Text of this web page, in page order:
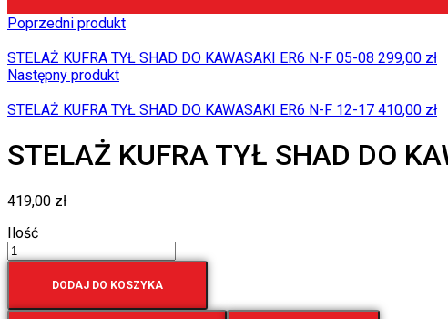
Poprzedni produkt
STELAŻ KUFRA TYŁ SHAD DO KAWASAKI ER6 N-F 05-08 299,00 zł
Następny produkt
STELAŻ KUFRA TYŁ SHAD DO KAWASAKI ER6 N-F 12-17 410,00 zł
STELAŻ KUFRA TYŁ SHAD DO
419,00 zł
Ilość
DODAJ DO KOSZYKA